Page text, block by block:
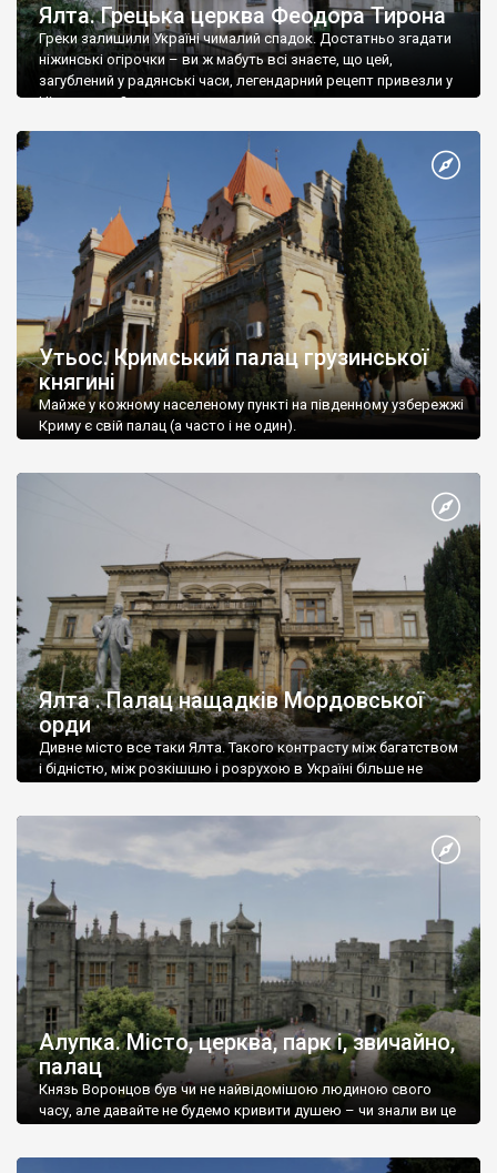
Ялта. Грецька церква Феодора Тирона
Греки залишили Україні чималий спадок. Достатньо згадати
ніжинські огірочки – ви ж мабуть всі знаєте, що цей,
загублений у радянські часи, легендарний рецепт привезли у
Ніжин греки?
Утьос. Кримський палац грузинської
княгині
Майже у кожному населеному пункті на південному узбережжі
Криму є свій палац (а часто і не один).
Ялта . Палац нащадків Мордовської
орди
Дивне місто все таки Ялта. Такого контрасту між багатством
і бідністю, між розкішшю і розрухою в Україні більше не
Алупка. Місто, церква, парк і, звичайно,
палац
Князь Воронцов був чи не найвідомішою людиною свого
часу, але давайте не будемо кривити душею – чи знали ви це